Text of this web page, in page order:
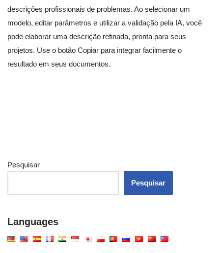
descrições profissionais de problemas. Ao selecionar um
modelo, editar parâmetros e utilizar a validação pela IA, você
pode elaborar uma descrição refinada, pronta para seus
projetos. Use o botão Copiar para integrar facilmente o
resultado em seus documentos.
Pesquisar
Pesquisar
Languages